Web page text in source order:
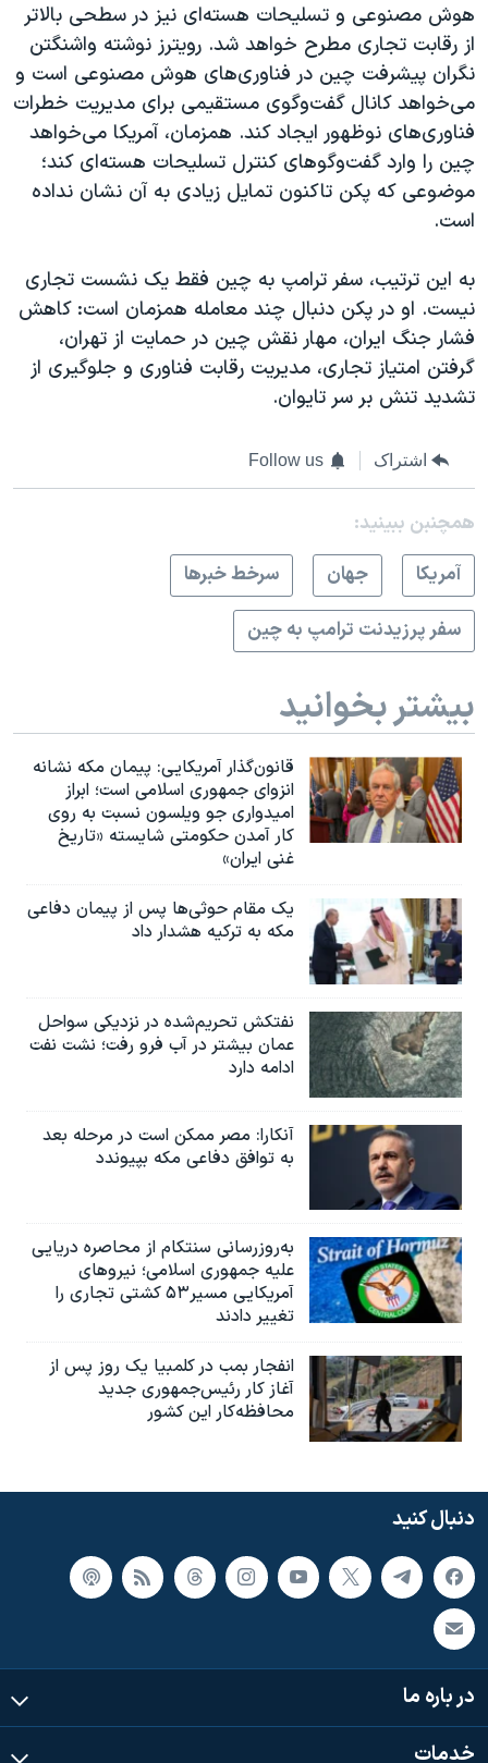
هوش مصنوعی و تسلیحات هسته‌ای نیز در سطحی بالاتر
از رقابت تجاری مطرح خواهد شد. رویترز نوشته واشنگتن
نگران پیشرفت چین در فناوری‌های هوش مصنوعی است و
می‌خواهد کانال گفت‌وگوی مستقیمی برای مدیریت خطرات
فناوری‌های نوظهور ایجاد کند. همزمان، آمریکا می‌خواهد
چین را وارد گفت‌وگوهای کنترل تسلیحات هسته‌ای کند؛
موضوعی که پکن تاکنون تمایل زیادی به آن نشان نداده
است.
به این ترتیب، سفر ترامپ به چین فقط یک نشست تجاری
نیست. او در پکن دنبال چند معامله همزمان است: کاهش
فشار جنگ ایران، مهار نقش چین در حمایت از تهران،
گرفتن امتیاز تجاری، مدیریت رقابت فناوری و جلوگیری از
تشدید تنش بر سر تایوان.
اشتراک Follow us
همچنبن ببینید:
آمريکا
جهان
سرخط خبرها
سفر پرزیدنت ترامپ به چین
بیشتر بخوانید
قانون‌گذار آمریکایی: پیمان مکه نشانه
انزوای جمهوری اسلامی است؛ ابراز
امیدواری جو ویلسون نسبت به روی
کار آمدن حکومتی شایسته «تاریخ
غنی ایران»
یک مقام حوثی‌ها پس از پیمان دفاعی
مکه به ترکیه هشدار داد
نفتکش تحریم‌شده در نزدیکی سواحل
عمان بیشتر در آب فرو رفت؛ نشت نفت
ادامه دارد
آنکارا: مصر ممکن است در مرحله بعد
به توافق دفاعی مکه بپیوندد
به‌روزرسانی سنتکام از محاصره دریایی
علیه جمهوری اسلامی؛ نیروهای
آمریکایی مسیر۵۳ کشتی تجاری را
تغییر دادند
انفجار بمب‌‌ در کلمبیا یک روز پس از
آغاز کار رئیس‌جمهوری جدید
محافظه‌کار این کشور
دنبال کنید
در باره ما
خدمات